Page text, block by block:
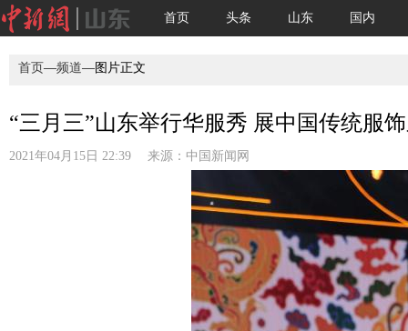
首页 头条 山东 国内
首页—频道—图片正文
“三月三”山东举行华服秀 展中国传统服
2021年04月15日 22:39 来源： 中国新闻网